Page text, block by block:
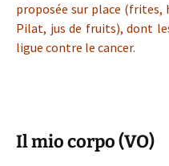
proposée sur place (frites,
Pilat, jus de fruits), dont
ligue contre le cancer.
Il mio corpo (VO)